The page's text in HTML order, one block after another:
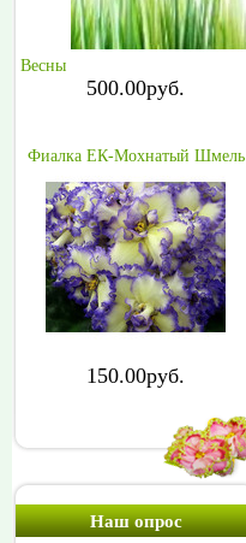
Весны
500.00руб.
Фиалка ЕК-Мохнатый Шмель
150.00руб.
Наш опрос